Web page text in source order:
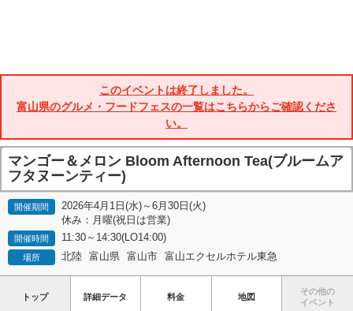
このイベントは終了しました。
富山県のグルメ・フードフェスの一覧はこちらからご確認くださ
い。
マンゴー＆メロン Bloom Afternoon Tea(ブルームア
フタヌーンティー)
開催期間
2026年4月1日(水)～6月30日(火)
休み：月曜(祝日は営業)
開催時間 11:30～14:30(LO14:00)
場所 北陸 富山県 富山市 富山エクセルホテル東急
トップ 詳細データ 料金 地図
その他の
イベント